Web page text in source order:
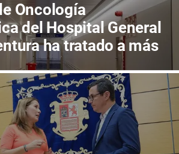
Oncología
del Hospital General
ha tratado a más
en sus primeros
de actividad